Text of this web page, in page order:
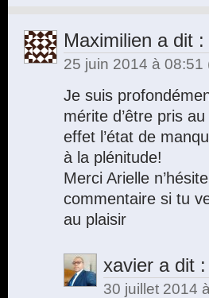
Maximilien a dit :
25 juin 2014 à 08:51
Je suis
mérite d’être pris
effet l’état de
à la plénitude!
Merci Arielle
commentaire si tu
au plaisir
xavier a dit :
30 juillet 2014